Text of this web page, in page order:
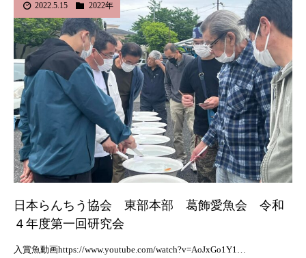
2022.5.15 2022年
日本らんちう協会 東部本部 葛飾愛魚会 令和
４年度第一回研究会
入賞魚動画https://www.youtube.com/watch?v=AoJxGo1Y1…